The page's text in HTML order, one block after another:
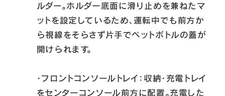
ルダー。ホルダー底面に滑り止めを兼ねたマ
ットを設定しているため、運転中でも前方か
ら視線をそらさず片手でペットボトルの蓋が
開けられます。
・フロントコンソールトレイ：収納・充電トレイ
をセンターコンソール前方に配置。充電した